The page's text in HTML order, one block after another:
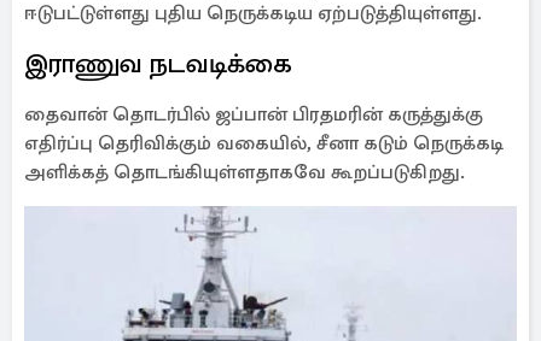
ஈடுபட்டுள்ளது புதிய நெருக்கடிய ஏற்படுத்தியுள்ளது.
இராணுவ நடவடிக்கை
தைவான் தொடர்பில் ஜப்பான் பிரதமரின் கருத்துக்கு
எதிர்ப்பு தெரிவிக்கும் வகையில், சீனா கடும் நெருக்கடி
அளிக்கத் தொடங்கியுள்ளதாகவே கூறப்படுகிறது.